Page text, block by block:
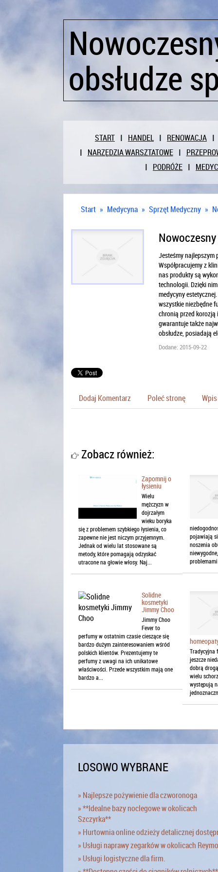
obsłudze
START HANDEL
RENOWACJA
NARZĘDZIA WARSZTATOWE
PODRÓŻE
Start » Medycyna » Sprzęt Medyczny »
Jesteśmy najlepszym
Współpracujemy z
nas produkty są
technologii. Dzięki
medycyny
wszystkie niezbędne
chronią przed korozją
gwarantuje także
obsłudze, posiadają
Dodane: 2015-09-22
Dodaj Komentarz Poleć stronę
Zobacz również:
Zapomnij o
łysieniu
Wielu
mężczyzn w
dojrzałym
wieku boryka
się z problemem szybkiego łysienia, co
zapewne nie jest niczym przyjemnym.
Jednak od wielu lat stosowane są
metody, które pomagają odzyskać
utracone na głowie włosy. Naj...
pojawiają
noszenia
Solidne
kosmetyki
Jimmy Choo
Jimmy Choo
Fever to
perfumy w ostatnim czasie cieszące się
bardzo dużym zainteresowaniem wśród
polskich klientów. Prezentujemy te
perfumy z uwagi na ich unikatowe
właściwości. Przede wszystkim mają one
bardzo a...
Tradycyjna
jeszcze
dobrą
wielu
występują
LOSOWO WYBRANE
» Najlepsze pożywienie dla czworonoga
» **Idealne bazy noclegowe w okolicach
Szczyrka**
» Hurtownia online odzieży detalicznej
» Usługi naprawy zegarków w okolicach
» Usługi logistyczne dla firm.